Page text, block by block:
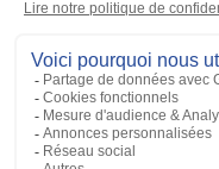
IMPRES Slim
Ajouter à la